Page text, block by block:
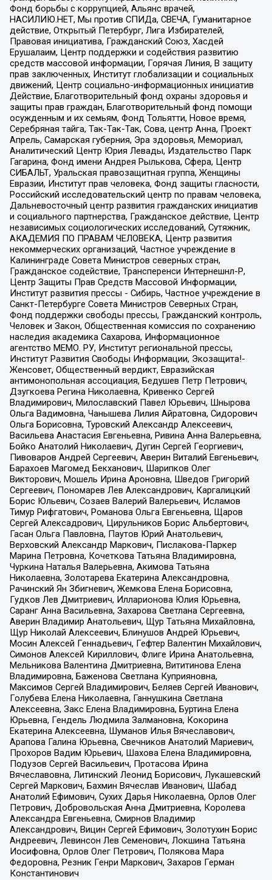
Фонд борьбы с коррупцией, Альянс врачей,
НАСИЛИЮ.НЕТ, Мы против СПИДа, СВЕЧА, Гуманитарное
действие, Открытый Петербург, Лига Избирателей,
Правовая инициатива, Гражданский Союз, Хасдей
Ерушалаим, Центр поддержки и содействия развитию
средств массовой информации, Горячая Линия, В защиту
прав заключенных, Институт глобализации и социальных
движений, Центр социально-информационных инициатив
Действие, Благотворительный фонд охраны здоровья и
защиты прав граждан, Благотворительный фонд помощи
осужденным и их семьям, Фонд Тольятти, Новое время,
Серебряная тайга, Так-Так-Так, Сова, центр Анна, Проект
Апрель, Самарская губерния, Эра здоровья, Мемориал,
Аналитический Центр Юрия Левады, Издательство Парк
Гагарина, Фонд имени Андрея Рылькова, Сфера, Центр
СИБАЛЬТ, Уральская правозащитная группа, Женщины
Евразии, Институт прав человека, Фонд защиты гласности,
Российский исследовательский центр по правам человека,
Дальневосточный центр развития гражданских инициатив
и социального партнерства, Гражданское действие, Центр
независимых социологических исследований, Сутяжник,
АКАДЕМИЯ ПО ПРАВАМ ЧЕЛОВЕКА, Центр развития
некоммерческих организаций, Частное учреждение в
Калининграде Совета Министров северных стран,
Гражданское содействие, Трансперенси Интернешнл-Р,
Центр Защиты Прав Средств Массовой Информации,
Институт развития прессы - Сибирь, Частное учреждение в
Санкт-Петербурге Совета Министров Северных Стран,
Фонд поддержки свободы прессы, Гражданский контроль,
Человек и Закон, Общественная комиссия по сохранению
наследия академика Сахарова, Информационное
агентство МЕМО. РУ, Институт региональной прессы,
Институт Развития Свободы Информации, Экозащита!-
Женсовет, Общественный вердикт, Евразийская
антимонопольная ассоциация, Бедушев Петр Петрович,
Дзугкоева Регина Николаевна, Кривенко Сергей
Владимирович, Милославский Павел Юрьевич, Шнырова
Ольга Вадимовна, Чанышева Лилия Айратовна, Сидорович
Ольга Борисовна, Туровский Александр Алексеевич,
Васильева Анастасия Евгеньевна, Ривина Анна Валерьевна,
Бойко Анатолий Николаевич, Дугин Сергей Георгиевич,
Пивоваров Андрей Сергеевич, Аверин Виталий Евгеньевич,
Барахоев Магомед Бекханович, Шарипков Олег
Викторович, Мошель Ирина Ароновна, Шведов Григорий
Сергеевич, Пономарев Лев Александрович, Каргалицкий
Борис Юльевич, Созаев Валерий Валерьевич, Исламов
Тимур Рифгатович, Романова Ольга Евгеньевна, Щаров
Сергей Алексадрович, Цирульников Борис Альбертович,
Гасан Ольга Павловна, Паутов Юрий Анатольевич,
Верховский Александр Маркович, Пислакова-Паркер
Марина Петровна, Кочеткова Татьяна Владимировна,
Чуркина Наталья Валерьевна, Акимова Татьяна
Николаевна, Золотарева Екатерина Александровна,
Рачинский Ян Збигневич, Жемкова Елена Борисовна,
Гудков Лев Дмитриевич, Илларионова Юлия Юрьевна,
Саранг Анна Васильевна, Захарова Светлана Сергеевна,
Аверин Владимир Анатольевич, Щур Татьяна Михайловна,
Щур Николай Алексеевич, Блинушов Андрей Юрьевич,
Мосин Алексей Геннадьевич, Гефтер Валентин Михайлович,
Симонов Алексей Кириллович, Флиге Ирина Анатольевна,
Мельникова Валентина Дмитриевна, Вититинова Елена
Владимировна, Баженова Светлана Куприяновна,
Максимов Сергей Владимирович, Беляев Сергей Иванович,
Голубева Елена Николаевна, Ганнушкина Светлана
Алексеевна, Закс Елена Владимировна, Буртина Елена
Юрьевна, Гендель Людмила Залмановна, Кокорина
Екатерина Алексеевна, Шуманов Илья Вячеславович,
Арапова Галина Юрьевна, Свечников Анатолий Мариевич,
Прохоров Вадим Юрьевич, Шахова Елена Владимировна,
Подузов Сергей Васильевич, Протасова Ирина
Вячеславовна, Литинский Леонид Борисович, Лукашевский
Сергей Маркович, Бахмин Вячеслав Иванович, Шабад
Анатолий Ефимович, Сухих Дарья Николаевна, Орлов Олег
Петрович, Добровольская Анна Дмитриевна, Королева
Александра Евгеньевна, Смирнов Владимир
Александрович, Вицин Сергей Ефимович, Золотухин Борис
Андреевич, Левинсон Лев Семенович, Локшина Татьяна
Иосифовна, Орлов Олег Петрович, Полякова Мара
Федоровна, Резник Генри Маркович, Захаров Герман
Константинович